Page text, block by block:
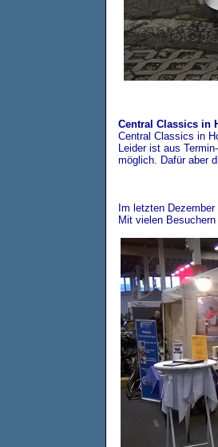
Central Classics in
Central Classics in
Leider ist aus
möglich. Dafür aber
Im letzten
Mit vielen